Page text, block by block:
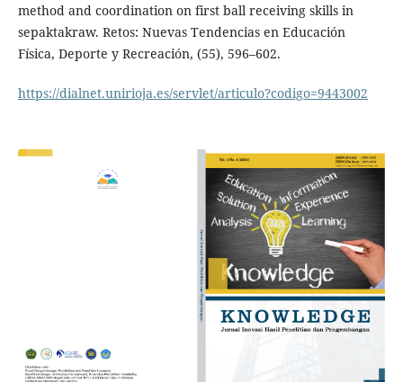
method and coordination on first ball receiving skills in
sepaktakraw. Retos: Nuevas Tendencias en Educación
Física, Deporte y Recreación, (55), 596–602.
https://dialnet.unirioja.es/servlet/articulo?codigo=9443002